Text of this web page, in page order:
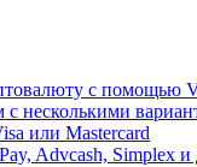
с помощью
несколькими
или Mastercard
Advcash, Simplex и